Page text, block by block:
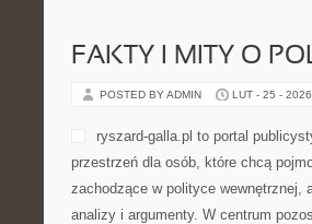
FAKTY I MITY O
POSTED BY ADMIN LUT - 25 - 2026
ryszard-galla.pl to portal
przestrzeń dla osób, które chcą
zachodzące w polityce wewnętrznej,
analizy i argumenty. W centrum